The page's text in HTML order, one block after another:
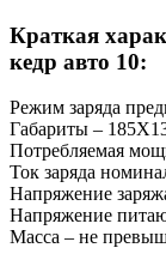
Краткая
кедр авто 10:
Режим заряда
Габариты –
Потребляемая
Ток заряда
Напряжение
Напряжение
Масса – не